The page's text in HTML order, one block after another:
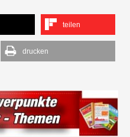
teilen
drucken